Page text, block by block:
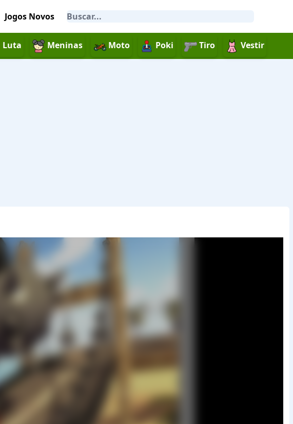
Jogos Novos
Luta Meninas Moto Poki Tiro Vestir